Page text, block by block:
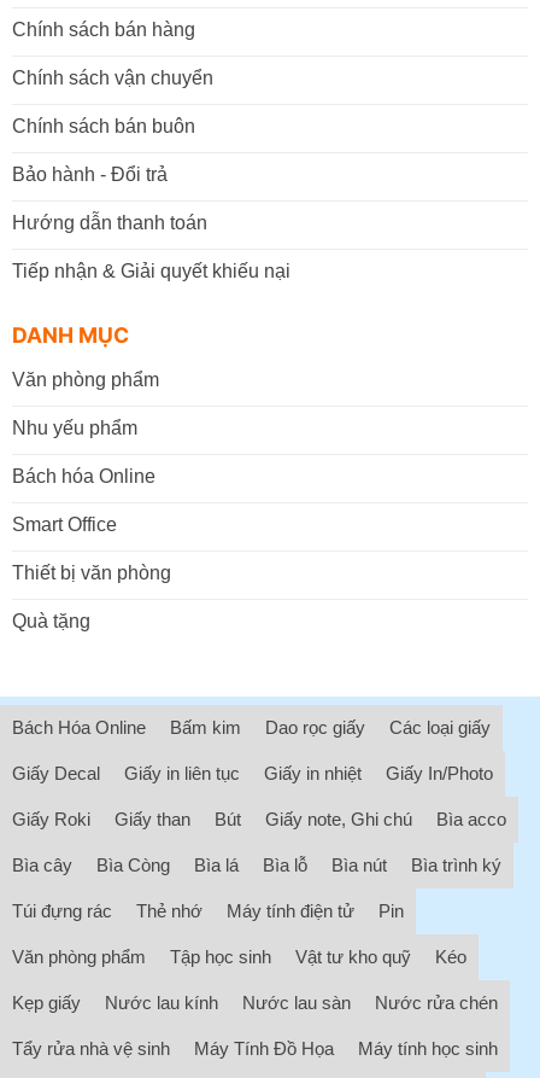
Chính sách bán hàng
Chính sách vận chuyển
Chính sách bán buôn
Bảo hành - Đổi trả
Hướng dẫn thanh toán
Tiếp nhận & Giải quyết khiếu nại
DANH MỤC
Văn phòng phẩm
Nhu yếu phẩm
Bách hóa Online
Smart Office
Thiết bị văn phòng
Quà tặng
Bách Hóa Online Bấm kim Dao rọc giấy Các loại giấy
Giấy Decal Giấy in liên tục Giấy in nhiệt Giấy In/Photo
Giấy Roki Giấy than Bút Giấy note, Ghi chú Bìa acco
Bìa cây Bìa Còng Bìa lá Bìa lỗ Bìa nút Bìa trình ký
Túi đựng rác Thẻ nhớ Máy tính điện tử Pin
Văn phòng phẩm Tập học sinh Vật tư kho quỹ Kéo
Kẹp giấy Nước lau kính Nước lau sàn Nước rửa chén
Tẩy rửa nhà vệ sinh Máy Tính Đồ Họa Máy tính học sinh